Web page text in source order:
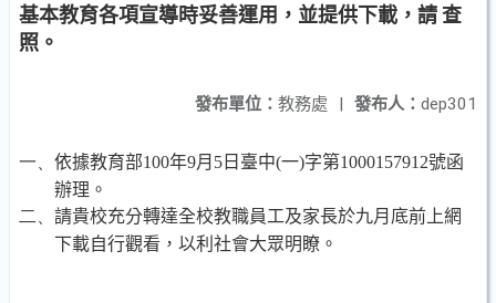
基本教育各項宣導時妥善運用，並提供下載，請 查
照。
發布人： dep301
發布單位： 教務處 |
一、 依據教育部100年9月 5 日臺中(一)字第1000157912號函
辦理。
二、 請貴校充分轉達全校教職員工及家長於九月底前上網
下載自行觀看，以利社會大眾明瞭。